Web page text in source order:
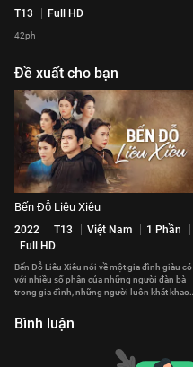
T13 Full HD
42ph
Đề xuất cho bạn
Bến Đỗ Liêu Xiêu
2022 T13 Việt Nam
1 Phần
Full HD
Bến Đỗ Liêu Xiêu nói về một gia đình giàu có
với nhiều số phận của những người đàn bà
trong gia đình, những người luôn khát khao
Bình luận